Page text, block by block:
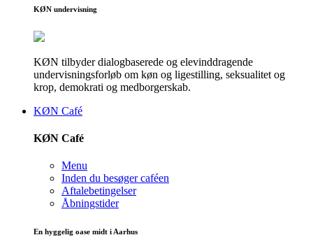
KØN undervisning
KØN tilbyder dialogbaserede og elevinddragende
undervisningsforløb om køn og ligestilling, seksualitet og
krop, demokrati og medborgerskab.
KØN Café
KØN Café
Menu
Inden du besøger caféen
Aftalebetingelser
Åbningstider
En hyggelig oase midt i Aarhus